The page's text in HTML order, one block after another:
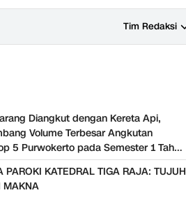
Tim Redaksi
Diangkut dengan Kereta Api,
Volume Terbesar Angkutan
5 Purwokerto pada Semester 1 Tahun
PAROKI KATEDRAL TIGA RAJA: TUJUH
MAKNA